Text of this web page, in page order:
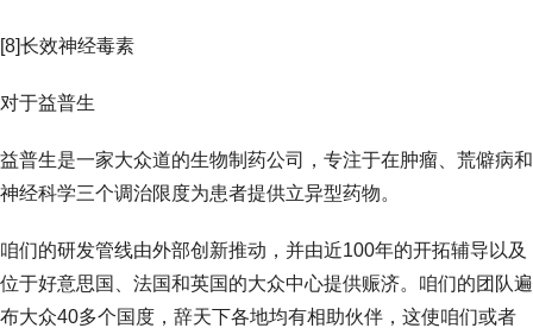
[8]长效神经毒素
对于益普生
益普生是一家大众道的生物制药公司，专注于在肿瘤、荒僻病和
神经科学三个调治限度为患者提供立异型药物。
咱们的研发管线由外部创新推动，并由近100年的开拓辅导以及
位于好意思国、法国和英国的大众中心提供赈济。咱们的团队遍
布大众40多个国度，辞天下各地均有相助伙伴，这使咱们或者